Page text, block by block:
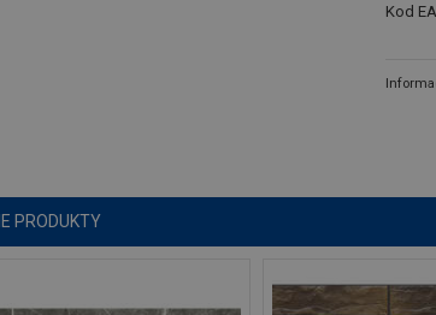
Kod
PRODUKTY